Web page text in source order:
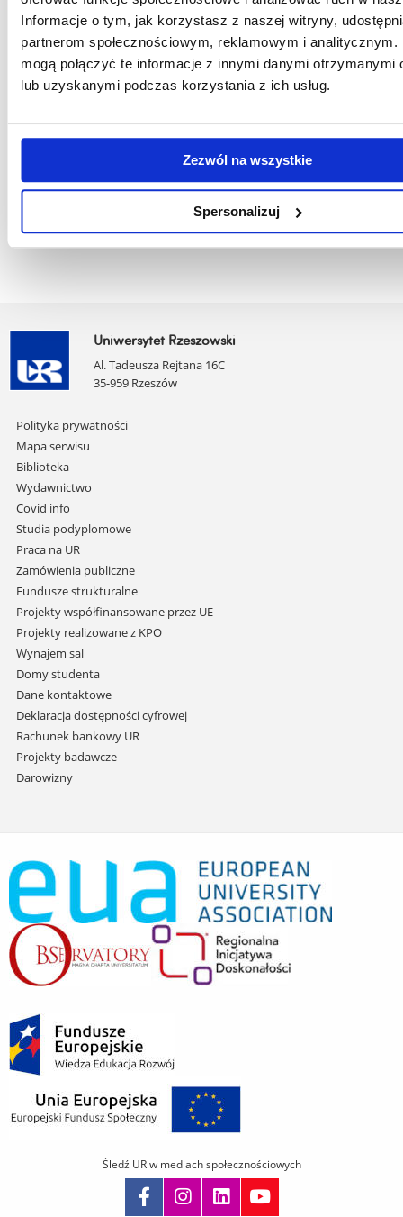
Informacje o tym, jak korzystasz z naszej witryny,
partnerom społecznościowym, reklamowym i analitycznym.
mogą połączyć te informacje z innymi danymi otrzymanymi
lub uzyskanymi podczas korzystania z ich usług.
Zezwól na wszystkie
Spersonalizuj
medycznego
Oczekiwane
kompetencje/umiejętności
doktoranta / Expected
student
Wykształcenie
w zawodzie
medycznym,
kierunki lekarski,
ratownictwo
medyczne, zdrowie
publiczne.
Uniwersytet Rzeszowski
Al. Tadeusza Rejtana 16C
35-959 Rzeszów
Pomiń
nawigację
i
przejdź
do
treści
Polityka prywatności
Mapa serwisu
Biblioteka
Wydawnictwo
Covid info
Studia podyplomowe
Praca na UR
Zamówienia publiczne
Fundusze strukturalne
Projekty współfinansowane przez UE
Projekty realizowane z KPO
Wynajem sal
Domy studenta
Dane kontaktowe
Deklaracja dostępności cyfrowej
Rachunek bankowy UR
Projekty badawcze
Darowizny
Śledź UR w mediach społecznościowych